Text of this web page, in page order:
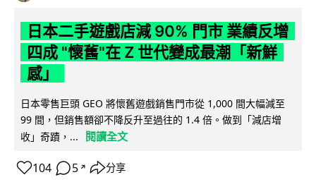
日本二手遊戲店減 90% 門市 業績反增
四成 "懷舊"在 Z 世代變成最潮「新鮮
感」
日本零售巨頭 GEO 將懷舊遊戲銷售門市從 1,000 間大幅減至
99 間，但銷售額卻不降反升至過往的 1.4 倍。做到「減店增
收」奇蹟，...
閱讀全文
104 5 ↗ 分享